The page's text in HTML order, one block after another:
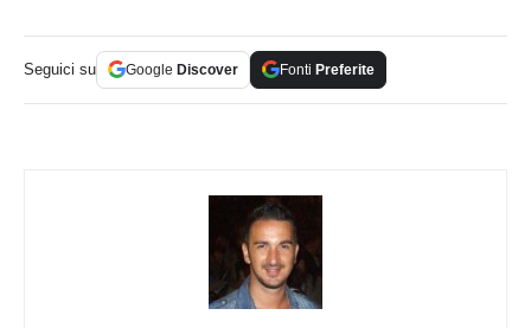
Seguici su Google Discover Fonti Preferite